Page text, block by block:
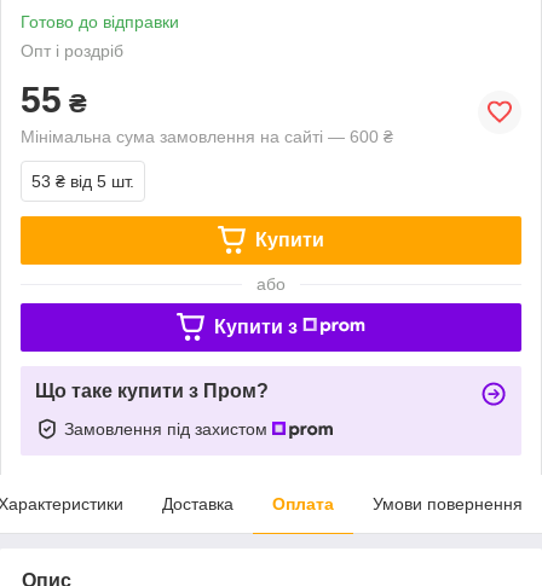
Готово до відправки
Опт і роздріб
55 ₴
Мінімальна сума замовлення на сайті — 600 ₴
53 ₴ від 5 шт.
Купити
або
Купити з
Що таке купити з Пром?
Замовлення під захистом
Доставка Оплата Умови повернення
Опис